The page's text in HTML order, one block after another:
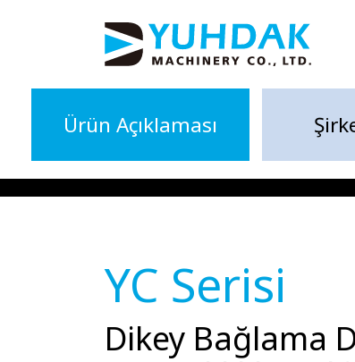
Ürün Açıklaması
YC Serisi
Dikey Bağlama